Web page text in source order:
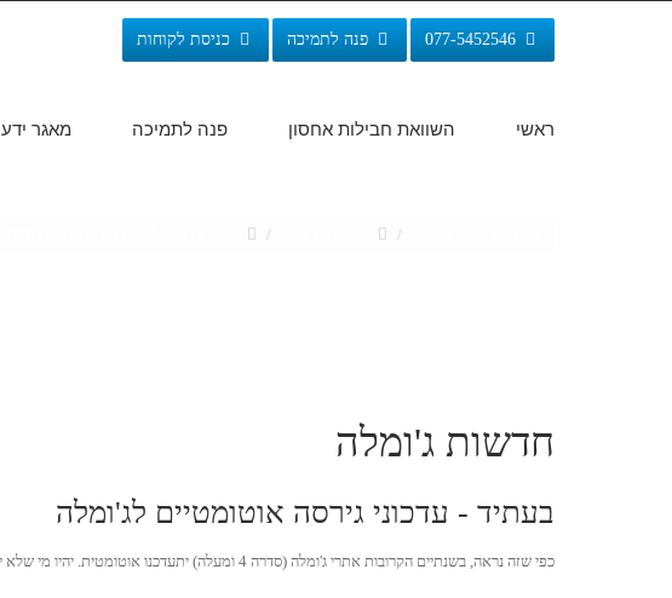
פנה לתמיכה כניסת לקוחות
ראשי השוואת חבילות אחסון פנה לתמיכה מאגר ידע
/
/
חדשות ג'ומלה
בעתיד - עדכוני גירסה אוטומטיים לג'ומלה
כפי שזה נראה, בשנתיים הקרובות אתרי ג'ומלה (סדרה 4 ומעלה) יתעדכנו אוטומטית. יהיו מי שלא יראו זאת בעין יפה, אולם אין לפחד משינויים ובייחוד מעדכונים אוטומטיים אשר יהוו כלי יעיל לשמירה על אבטחת אתרי ג'ומלה.